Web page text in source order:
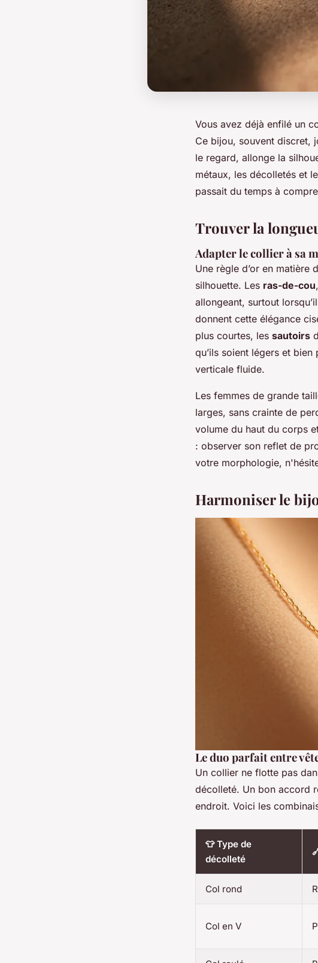
Vous avez déjà enfilé un
Ce bijou, souvent discret,
le regard, allonge la
métaux, les décolletés et
passait du temps à
Trouver la
Adapter le collier à sa
Une règle d’or en
silhouette. Les ras-de-cou
allongeant, surtout
donnent cette élégance
plus courtes, les sautoirs
qu’ils soient légers et
verticale fluide.
Les femmes de grande
larges, sans crainte de
volume du haut du corps
: observer son reflet de
votre morphologie,
Harmoniser le
Le duo parfait entre
Un collier ne flotte pas
décolleté. Un bon accord
endroit. Voici les
👕 Type de
décolleté
Col rond
Col en V